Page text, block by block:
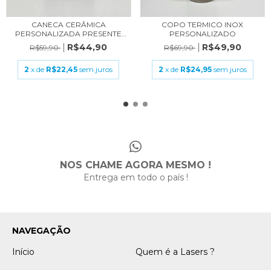
CANECA CERÂMICA
PERSONALIZADA PRESENTE
B...
R$59,90 R$44,90
2 x de R$22,45 sem juros
COPO TERMICO INOX
PERSONALIZADO
R$69,90
R$49,90
2 x de R$24,95 sem juros
NOS CHAME AGORA MESMO !
Entrega em todo o país !
NAVEGAÇÃO
Início
Quem é a Lasers ?